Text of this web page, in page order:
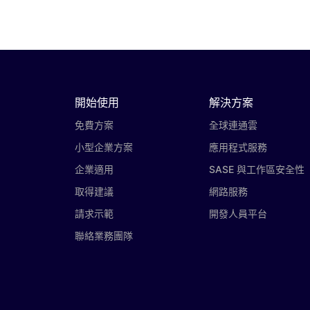
開始使用
免費方案
小型企業方案
企業適用
取得建議
請求示範
聯絡業務團隊
解決方案
全球連通雲
應用程式服務
SASE 與工作區安全性
網路服務
開發人員平台